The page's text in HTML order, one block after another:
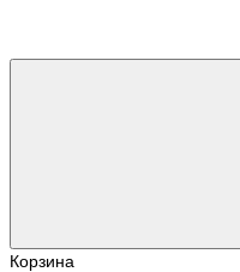
Корзина